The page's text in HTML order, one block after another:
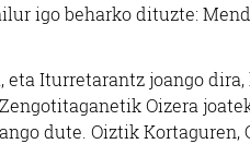
igo beharko dituzte:
Iturretarantz joango
Oizera
dute. Oiztik